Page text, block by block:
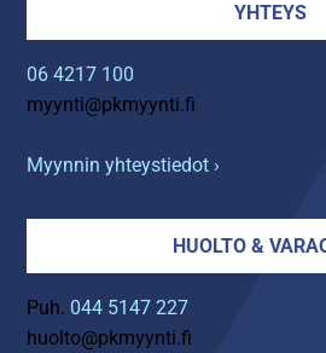
YHTEYS
06 4217 100
myynti@pkmyynti.fi
Myynnin yhteystiedot ›
HUOLTO &
Puh. 044 5147 227
huolto@pkmyynti.fi